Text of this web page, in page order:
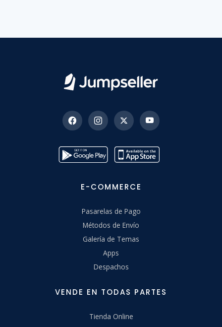
E-COMMERCE
Pasarelas de Pago
Métodos de Envío
Galería de Temas
Apps
Despachos
VENDE EN TODAS PARTES
Tienda Online